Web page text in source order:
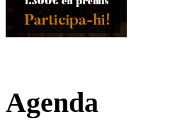
Agenda